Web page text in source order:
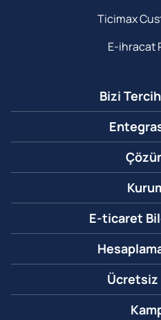
Ticimax
E-ihracat
Bizi
E-ticaret
Ücretsiz